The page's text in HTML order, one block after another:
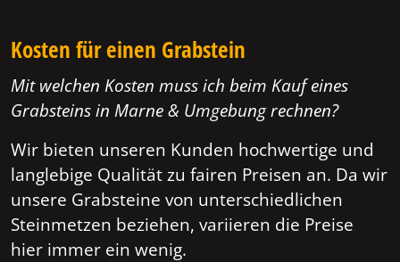
Kosten für einen Grabstein
Mit welchen Kosten muss ich beim Kauf eines
Grabsteins in Marne & Umgebung rechnen?
Wir bieten unseren Kunden hochwertige und
langlebige Qualität zu fairen Preisen an. Da wir
unsere Grabsteine von unterschiedlichen
Steinmetzen beziehen, variieren die Preise
hier immer ein wenig.